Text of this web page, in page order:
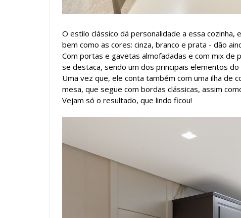
O estilo clássico dá personalidade a essa
bem como as cores: cinza, branco e prata - dão
Com portas e gavetas almofadadas e com mix de
se destaca, sendo um dos principais elementos do
Uma vez que, ele conta também com uma ilha de
mesa, que segue com bordas clássicas, assim
Vejam só o resultado, que lindo ficou!